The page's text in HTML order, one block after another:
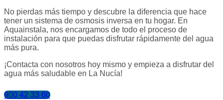
No pierdas más tiempo y descubre la diferencia que hace
tener un sistema de osmosis inversa en tu hogar. En
Aquainstala, nos encargamos de todo el proceso de
instalación para que puedas disfrutar rápidamente del agua
más pura.
¡Contacta con nosotros hoy mismo y empieza a disfrutar del
agua más saludable en La Nucía!
900 42 33 60